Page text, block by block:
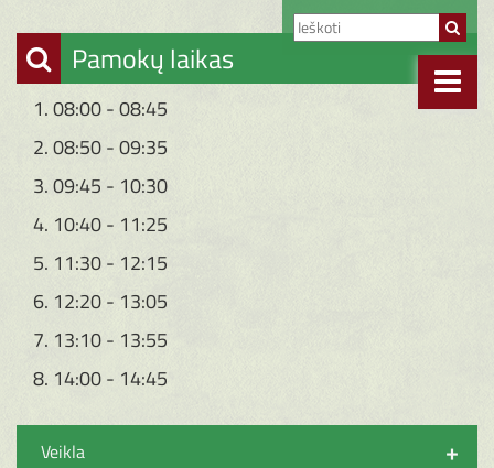
Pamokų laikas
1. 08:00 - 08:45
2. 08:50 - 09:35
3. 09:45 - 10:30
4. 10:40 - 11:25
5. 11:30 - 12:15
6. 12:20 - 13:05
7. 13:10 - 13:55
8. 14:00 - 14:45
+
Veikla